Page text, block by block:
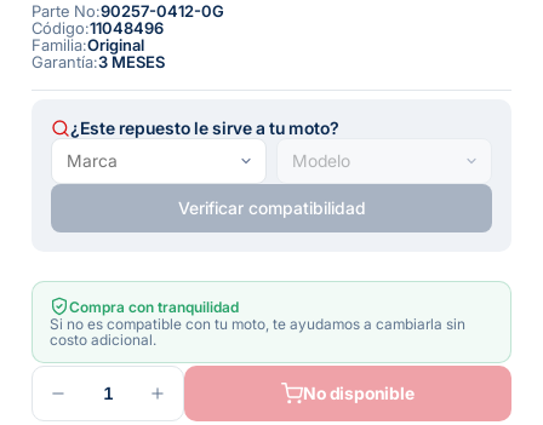
Parte No:90257-0412-0G
Código:11048496
Familia:Original
Garantía:3 MESES
¿Este repuesto le sirve a tu moto?
Verificar compatibilidad
Compra con tranquilidad
Si no es compatible con tu moto, te ayudamos a cambiarla sin
costo adicional.
1 No disponible